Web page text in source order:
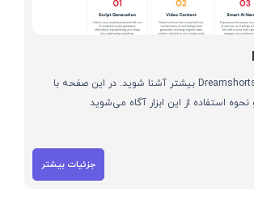
با هوش مصنوعی Dreamshorts بیشتر آشنا شوید. در این صفحه با
نحوه استفاده از این ابزار آگاه می‌شوید
جزئیات بیشتر